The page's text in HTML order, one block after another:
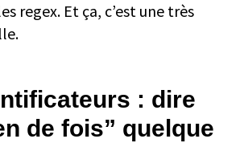
regex. Et ça, c’est une très
: dire
de fois” quelque